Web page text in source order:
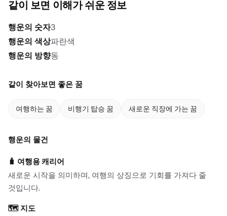
같이 보면 이해가 쉬운 정보
행운의 숫자3
행운의 색상파란색
행운의 방향동
같이 찾아보면 좋은 꿈
여행하는 꿈 비행기 탑승 꿈 새로운 직장에 가는 꿈
행운의 물건
🧳 여행용 캐리어
새로운 시작을 의미하며, 여행의 상징으로 기회를 가져다 줄
것입니다.
🗺️ 지도